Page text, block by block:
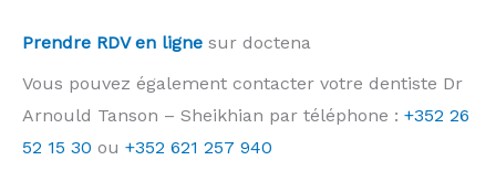
Prendre RDV en ligne sur doctena
Vous pouvez également contacter votre dentiste Dr
Arnould Tanson – Sheikhian par téléphone : +352 26
52 15 30 ou +352 621 257 940